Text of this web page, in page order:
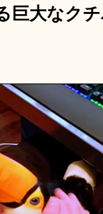
巨大なク